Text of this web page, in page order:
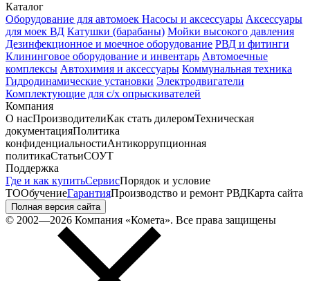
Каталог
Оборудование для автомоек Насосы и аксессуары Аксессуары
для моек ВД Катушки (барабаны) Мойки высокого давления
Дезинфекционное и моечное оборудование РВД и фитинги
Клининговое оборудование и инвентарь Автомоечные
комплексы Автохимия и аксессуары Коммунальная техника
Гидродинамические установки Электродвигатели
Комплектующие для с/х опрыскивателей
Компания
О насПроизводителиКак стать дилеромТехническая
документацияПолитика
конфиденциальностиАнтикоррупционная
политикаСтатьиСОУТ
Поддержка
Где и как купитьСервисПорядок и условие
ТООбучениеГарантияПроизводство и ремонт РВДКарта сайта
Полная версия сайта
© 2002—2026 Компания «Комета». Все права защищены